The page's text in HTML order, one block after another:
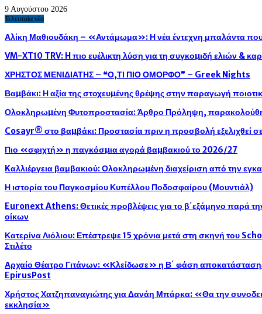
9 Αυγούστου 2026
Τελευταία νέα
Αλίκη Μαθιουδάκη – «Αντάμωμα»: Η νέα έντεχνη μπαλάντα
VM-XT10 TRV: H πιο ευέλικτη λύση για τη συγκοµιδή ελιών &
ΧΡΗΣΤΟΣ ΜΕΝΙΔΙΑΤΗΣ – ❝Ο,ΤΙ ΠΙΟ ΟΜΟΡΦΟ❞ – Greek Nights
Βαµβάκι: Η αξία της στοχευµένης θρέψης στην παραγωγή
Ολοκληρωµένη Φυτοπροστασία: Άρθρο Πρόληψη,
Cosayr® στο βαµβάκι: Προστασία πριν η προσβολή εξελιχθεί
Πιο «σφιχτή» η παγκόσµια αγορά βαµβακιού το 2026/27
Kαλλιέργεια βαμβακιού: Ολοκληρωµένη διαχείριση από την
Η ιστορία του Παγκοσμίου Κυπέλλου Ποδοσφαίρου (Μουντιάλ)
Euronext Athens: Θετικές προβλέψεις για το β΄εξάμηνο παρά
οίκων
Κατερίνα Λιόλιου: Επέστρεψε 15 χρόνια μετά στη σκηνή του
Στιλέτο
Αρχαίο Θέατρο Γιτάνων: «Κλείδωσε» η Β΄ φάση
EpirusPost
Χρήστος Χατζηπαναγιώτης για Δανάη Μπάρκα: «Θα την
εκκλησία»